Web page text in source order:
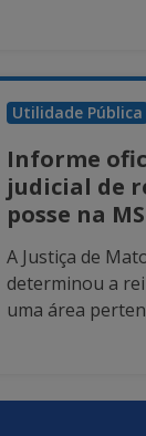
Utilidade Pública
Informe
judicial de
posse na
A Justiça de
determinou a
uma área